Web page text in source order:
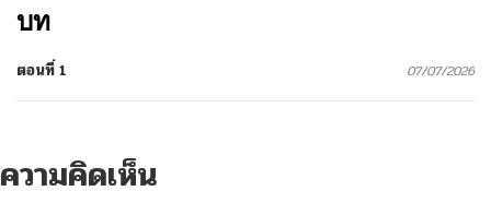
บท
ตอนที่ 1 07/07/2026
ความคิดเห็น